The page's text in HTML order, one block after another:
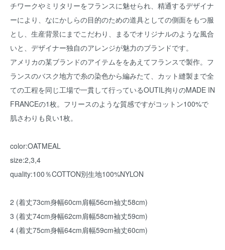
チワークやミリタリーをフランスに魅せられ、精通するデザイナ
ーにより、なにかしらの目的のための道具としての側面をもつ服
とし、生産背景にまでこだわり、まるでオリジナルのような風合
いと、デザイナー独自のアレンジが魅力のブランドです。
アメリカの某ブランドのアイテムををあえてフランスで製作。フ
ランスのバスク地方で糸の染色から編みたて、カット縫製まで全
ての工程を同じ工場で一貫して行っているOUTIL拘りのMADE IN
FRANCEの1枚。フリースのような質感ですがコットン100%で
肌さわりも良い1枚。
color:OATMEAL
size:2,3,4
quality:100％COTTON別生地100%NYLON
2 (着丈73cm身幅60cm肩幅56cm袖丈58cm)
3 (着丈74cm身幅62cm肩幅58cm袖丈59cm)
4 (着丈75cm身幅64cm肩幅59cm袖丈60cm)